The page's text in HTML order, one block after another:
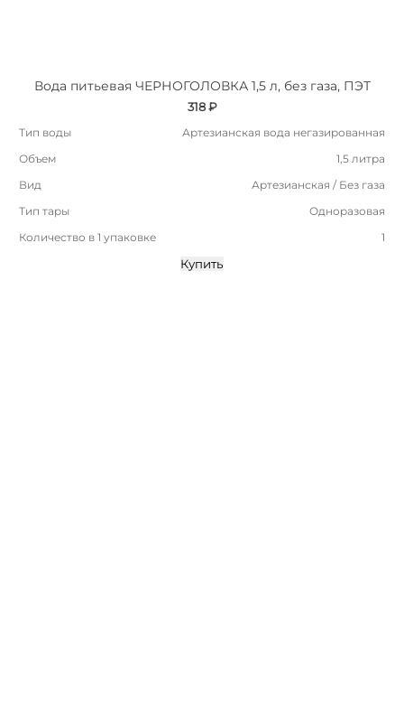
Вода питьевая ЧЕРНОГОЛОВКА 1,5 л, без газа, ПЭТ
318 ₽
Тип воды
Артезианская вода негазированная
Объем
1,5 литра
Вид
Артезианская / Без газа
Тип тары
Одноразовая
Количество в 1 упаковке
1
Купить